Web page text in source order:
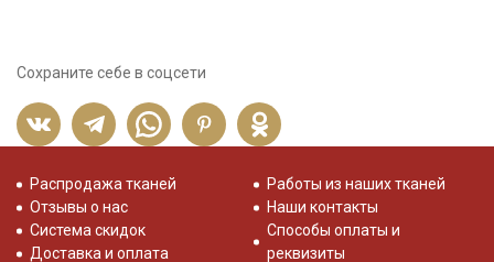
Сохраните себе в соцсети
Распродажа тканей
Отзывы о нас
Система скидок
Доставка и оплата
Работы из наших тканей
Наши контакты
Способы оплаты и
реквизиты